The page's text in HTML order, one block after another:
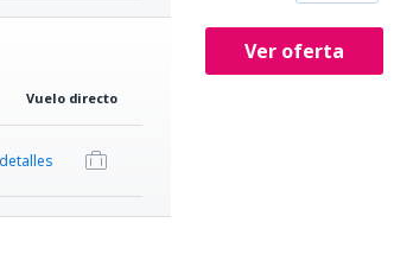
Ver oferta
Vuelo directo
detalles